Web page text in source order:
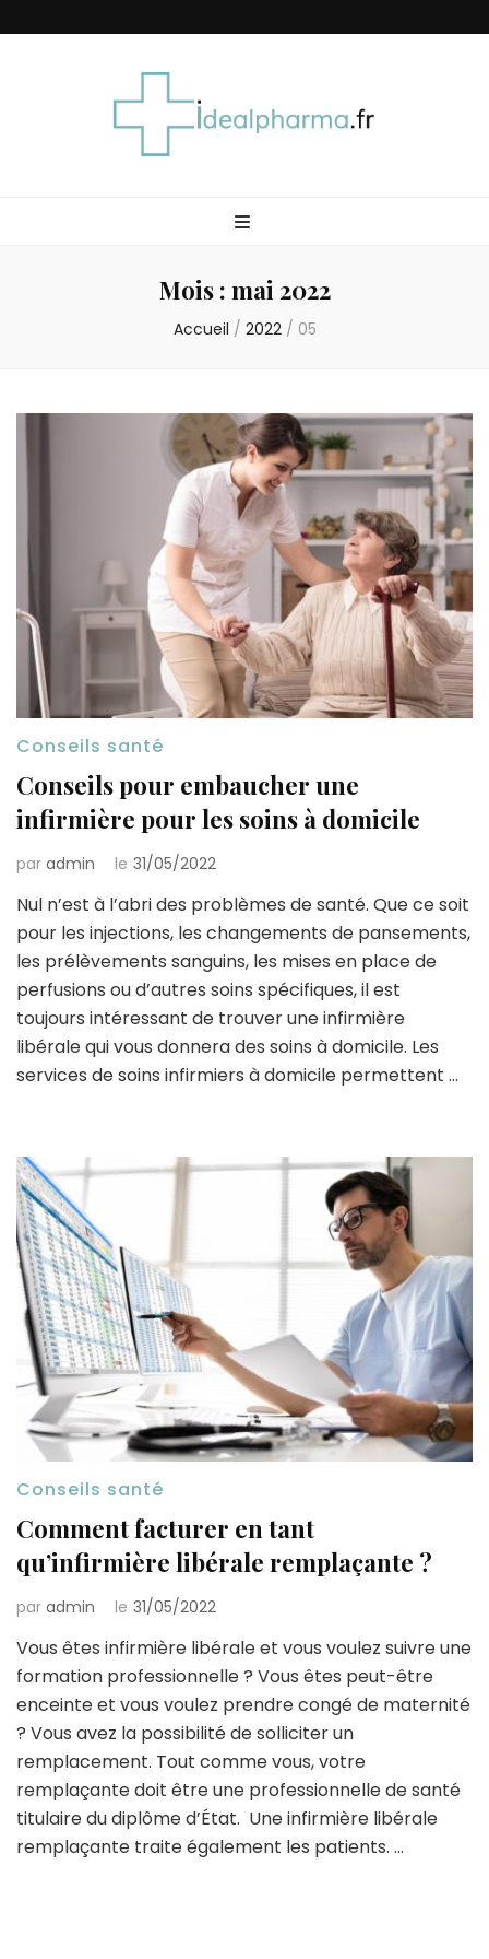
Idéal Pharma
Mois : mai 2022
Accueil / 2022 / 05
Conseils santé
Conseils pour embaucher une
infirmière pour les soins à domicile
par admin le 31/05/2022
Nul n’est à l’abri des problèmes de santé. Que ce soit
pour les injections, les changements de pansements,
les prélèvements sanguins, les mises en place de
perfusions ou d’autres soins spécifiques, il est
toujours intéressant de trouver une infirmière
libérale qui vous donnera des soins à domicile. Les
services de soins infirmiers à domicile permettent …
Conseils santé
Comment facturer en tant
qu’infirmière libérale remplaçante ?
par admin le 31/05/2022
Vous êtes infirmière libérale et vous voulez suivre une
formation professionnelle ? Vous êtes peut-être
enceinte et vous voulez prendre congé de maternité
? Vous avez la possibilité de solliciter un
remplacement. Tout comme vous, votre
remplaçante doit être une professionnelle de santé
titulaire du diplôme d’État. Une infirmière libérale
remplaçante traite également les patients. …